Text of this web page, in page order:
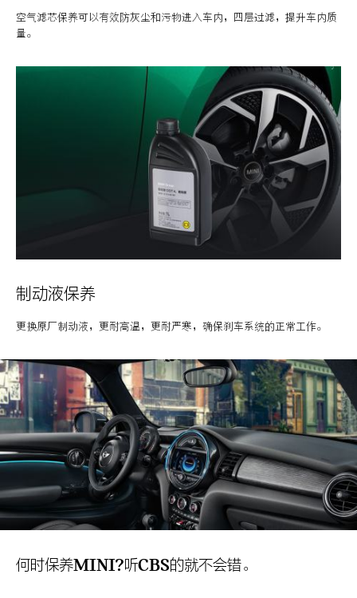
空气滤芯保养可以有效防灰尘和污物进入车内，四层过滤，提升车内质
量。
制动液保养
更换原厂制动液，更耐高温，更耐严寒，确保刹车系统的正常工作。
何时保养MINI?听CBS的就不会错。